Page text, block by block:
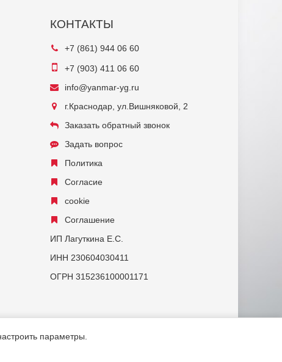
КОНТАКТЫ
+7 (861) 944 06 60
+7 (903) 411 06 60
info@yanmar-yg.ru
г.Краснодар, ул.Вишняковой, 2
Заказать обратный звонок
Задать вопрос
Политика
Согласие
cookie
Соглашение
ИП Лагуткина Е.С.
ИНН 230604030411
ОГРН 315236100001171
параметры.